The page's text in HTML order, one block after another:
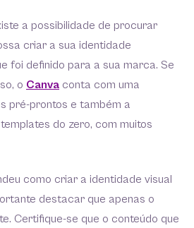
a possibilidade de procurar
criar a sua identidade
foi definido para a sua marca. Se
o Canva conta com uma
pré-prontos e também a
do zero, com muitos
como criar a identidade visual
destacar que apenas o
Certifique-se que o conteúdo que